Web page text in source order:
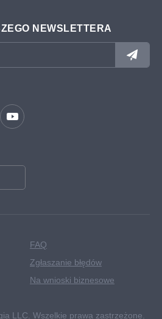
NEWSLETTERA
FAQ
Zgłaszanie błędów
Na wnioski biznesowe
LLC. Wszelkie prawa zastrzeżone.